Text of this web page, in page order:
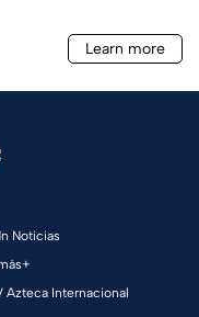
Noticias
Azteca Internacional